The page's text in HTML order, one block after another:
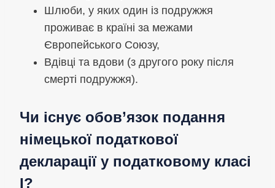
Шлюби, у яких один із подружжя
проживає в країні за межами
Європейського Союзу,
Вдівці та вдови (з другого року після
смерті подружжя).
Чи існує обов’язок подання
німецької податкової
декларації у податковому класі
I?